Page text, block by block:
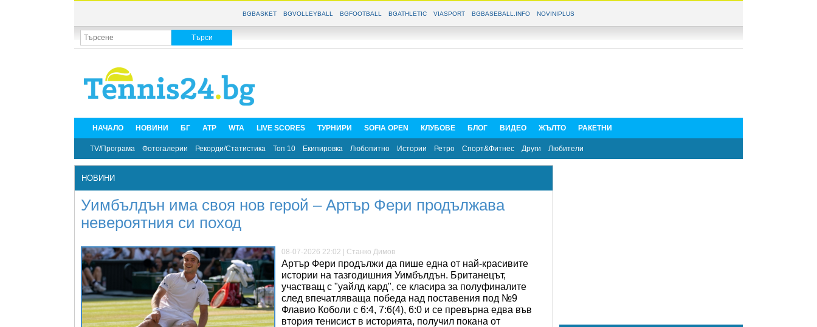
BGBASKET BGVOLLEYBALL BGFOOTBALL BGATHLETIC VIASPORT BGBASEBALL.INFO NOVINIPLUS
НАЧАЛО НОВИНИ БГ ATP WTA LIVE SCORES ТУРНИРИ SOFIA OPEN КЛУБОВЕ БЛОГ ВИДЕО ЖЪЛТО РАКЕТНИ
TV/Програма Фотогалерии Рекорди/Статистика Топ 10 Екипировка Любопитно Истории Ретро Спорт&Фитнес Други Любители
НОВИНИ
Уимбълдън има своя нов герой – Артър Фери продължава
невероятния си поход
08-07-2026 22:02 | Станко Димов
Артър Фери продължи да пише една от най-красивите
истории на тазгодишния Уимбълдън. Британецът,
участващ с "уайлд кард", се класира за полуфиналите
след впечатляваща победа над поставения под №9
Флавио Коболи с 6:4, 7:6(4), 6:0 и се превърна едва във
втория тенисист в историята, получил покана от